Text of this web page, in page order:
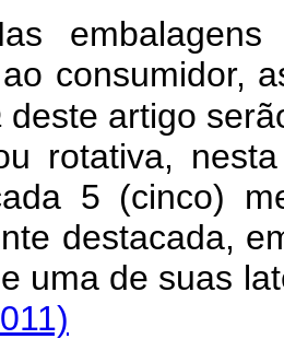
embalagens
consumidor,
deste artigo
rotativa,
5 (cinco)
destacada,
uma de suas